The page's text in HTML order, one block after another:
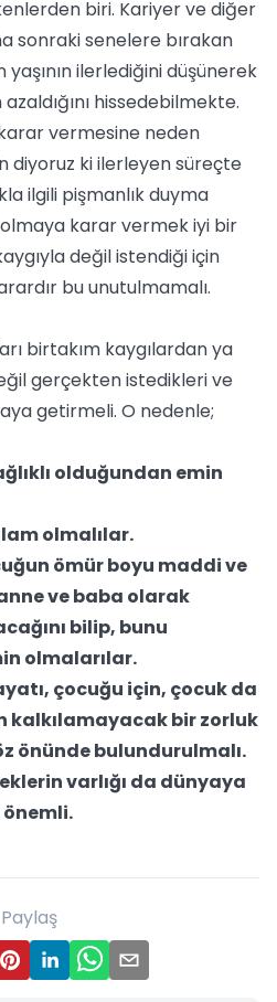
biri. Kariyer ve diğer
sonraki senelere bırakan
ilerlediğini düşünerek
hissedebilmekte.
vermesine neden
diyoruz ki ilerleyen süreçte
ilgili pişmanlık duyma
olmaya karar vermek iyi bir
değil istendiği için
bu unutulmamalı.
birtakım kaygılardan ya
gerçekten istedikleri ve
getirmeli. O nedenle;
olduğundan emin
olmalılar.
ömür boyu maddi ve
ve baba olarak
bilip, bunu
olmalarılar.
çocuğu için, çocuk da
kalkılamayacak bir zorluk
önünde bulundurulmalı.
varlığı da dünyaya
Paylaş